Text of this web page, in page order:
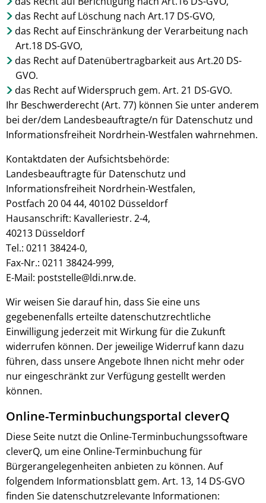
das Recht auf Löschung nach Art.17 DS-GVO,
das Recht auf Einschränkung der Verarbeitung nach
Art.18 DS-GVO,
das Recht auf Datenübertragbarkeit aus Art.20 DS-
GVO.
das Recht auf Widerspruch gem. Art. 21 DS-GVO.
Ihr Beschwerderecht (Art. 77) können Sie unter anderem
bei der/dem Landesbeauftragte/n für Datenschutz und
Informationsfreiheit Nordrhein-Westfalen wahrnehmen.
Kontaktdaten der Aufsichtsbehörde:
Landesbeauftragte für Datenschutz und
Informationsfreiheit Nordrhein-Westfalen,
Postfach 20 04 44, 40102 Düsseldorf
Hausanschrift: Kavalleriestr. 2-4,
40213 Düsseldorf
Tel.: 0211 38424-0,
Fax-Nr.: 0211 38424-999,
E-Mail: poststelle@ldi.nrw.de.
Wir weisen Sie darauf hin, dass Sie eine uns
gegebenenfalls erteilte datenschutzrechtliche
Einwilligung jederzeit mit Wirkung für die Zukunft
widerrufen können. Der jeweilige Widerruf kann dazu
führen, dass unsere Angebote Ihnen nicht mehr oder
nur eingeschränkt zur Verfügung gestellt werden
können.
Online-Terminbuchungsportal cleverQ
Diese Seite nutzt die Online-Terminbuchungssoftware
cleverQ, um eine Online-Terminbuchung für
Bürgerangelegenheiten anbieten zu können. Auf
folgendem Informationsblatt gem. Art. 13, 14 DS-GVO
finden Sie datenschutzrelevante Informationen: